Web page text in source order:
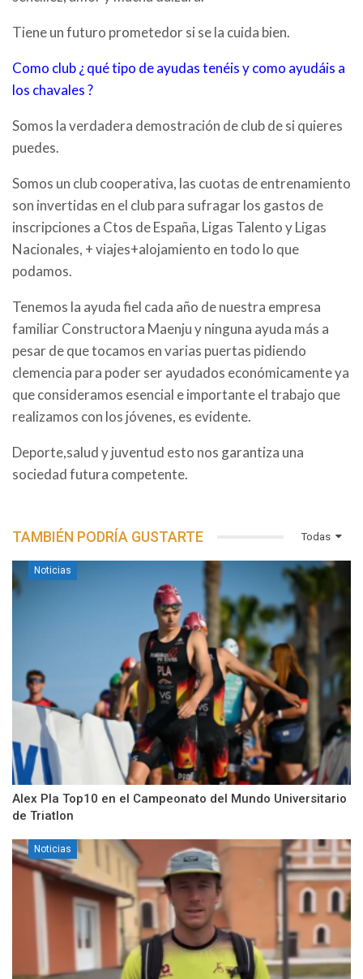
Tiene un futuro prometedor si se la cuida bien.
Como club ¿ qué tipo de ayudas tenéis y como ayudáis a
los chavales ?
Somos la verdadera demostración de club de si quieres
puedes.
Somos un club cooperativa, las cuotas de entrenamiento
son invertidas en el club para sufragar los gastos de
inscripciones a Ctos de España, Ligas Talento y Ligas
Nacionales, + viajes+alojamiento en todo lo que
podamos.
Tenemos la ayuda fiel cada año de nuestra empresa
familiar Constructora Maenju y ninguna ayuda más a
pesar de que tocamos en varias puertas pidiendo
clemencia para poder ser ayudados económicamente ya
que consideramos esencial e importante el trabajo que
realizamos con los jóvenes, es evidente.
Deporte,salud y juventud esto nos garantiza una
sociedad futura competente.
Todas
TAMBIÉN PODRÍA GUSTARTE
Noticias
Alex Pla Top10 en el Campeonato del Mundo Universitario
de Triatlon
Noticias